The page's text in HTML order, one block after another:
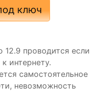
ключ
12.9 проводится если
интернету.
самостоятельное
невозможность